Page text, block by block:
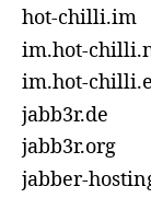
hot-chilli.im
im.hot-
im.hot-
jabb3r.de
jabb3r.org
jabber-